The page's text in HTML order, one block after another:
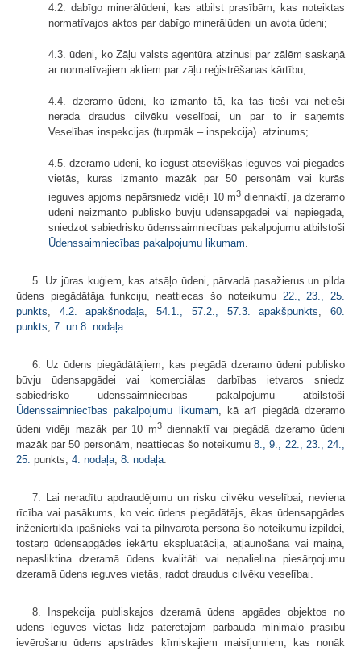
4.2. dabīgo minerālūdeni, kas atbilst prasībām, kas noteiktas
normatīvajos aktos par dabīgo minerālūdeni un avota ūdeni;
4.3. ūdeni, ko Zāļu valsts aģentūra atzinusi par zālēm saskaņā
ar normatīvajiem aktiem par zāļu reģistrēšanas kārtību;
4.4. dzeramo ūdeni, ko izmanto tā, ka tas tieši vai netieši
nerada draudus cilvēku veselībai, un par to ir saņemts
Veselības inspekcijas (turpmāk – inspekcija) atzinums;
4.5. dzeramo ūdeni, ko iegūst atsevišķās ieguves vai piegādes
vietās, kuras izmanto mazāk par 50 personām vai kurās
ieguves apjoms nepārsniedz vidēji 10 m3diennaktī, ja dzeramo
ūdeni neizmanto publisko būvju ūdensapgādei vai nepiegādā,
sniedzot sabiedrisko ūdenssaimniecības pakalpojumu atbilstoši
Ūdenssaimniecības pakalpojumu likumam
5. Uz jūras kuģiem, kas atsāļo ūdeni, pārvadā pasažierus un pilda
ūdens piegādātāja funkciju, neattiecas šo noteikumu 22., 23.,
25.
punkts
4.2. ​apakšnodaļa ,54.1., 57.2., 57.3. apakšpunkts ,60.
punkts 7. un 8. nodaļa
6. Uz ūdens piegādātājiem, kas piegādā dzeramo ūdeni publisko
būvju ūdensapgādei vai komerciālas darbības ietvaros sniedz
sabiedrisko ūdenssaimniecības pakalpojumu atbilstoši
Ūdenssaimniecības pakalpojumu likumam , kā arī piegādā dzeramo
ūdeni vidēji mazāk par 10 m3diennaktī vai piegādā dzeramo ūdeni
mazāk par 50 personām, neattiecas šo noteikumu8., 9., 22., 23., 24.,
25. punkts, 4. nodaļa, 8. nodaļa.
7. Lai neradītu apdraudējumu un risku cilvēku veselībai, neviena
rīcība vai pasākums, ko veic ūdens piegādātājs, ēkas ūdensapgādes
inženiertīkla īpašnieks vai tā pilnvarota persona šo noteikumu izpildei,
tostarp ūdensapgādes iekārtu ekspluatācija, atjaunošana vai maiņa,
nepasliktina dzeramā ūdens kvalitāti vai nepalielina piesārņojumu
dzeramā ūdens ieguves vietās, radot draudus cilvēku veselībai.
8. Inspekcija publiskajos dzeramā ūdens apgādes objektos no
ūdens ieguves vietas līdz patērētājam pārbauda minimālo prasību
ievērošanu ūdens apstrādes ķīmiskajiem maisījumiem, kas nonāk